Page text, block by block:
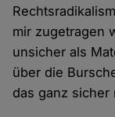
mir zugetragen
unsicher als
über die
das ganz sicher